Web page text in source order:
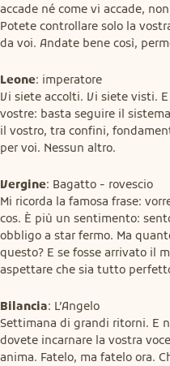
accade né come vi accade,
Potete controllare solo la
da voi. Andate bene così,
Leone: imperatore
Vi siete accolti. Vi siete visti.
vostre: basta seguire il
il vostro, tra confini,
per voi. Nessun altro.
Vergine: Bagatto - rovescio
Mi ricorda la famosa frase:
cos. È più un sentimento:
obbligo a star fermo. Ma
questo? E se fosse arrivato il
aspettare che sia tutto
Bilancia: L’Angelo
Settimana di grandi ritorni. E
dovete incarnare la vostra
anima. Fatelo, ma fatelo ora.